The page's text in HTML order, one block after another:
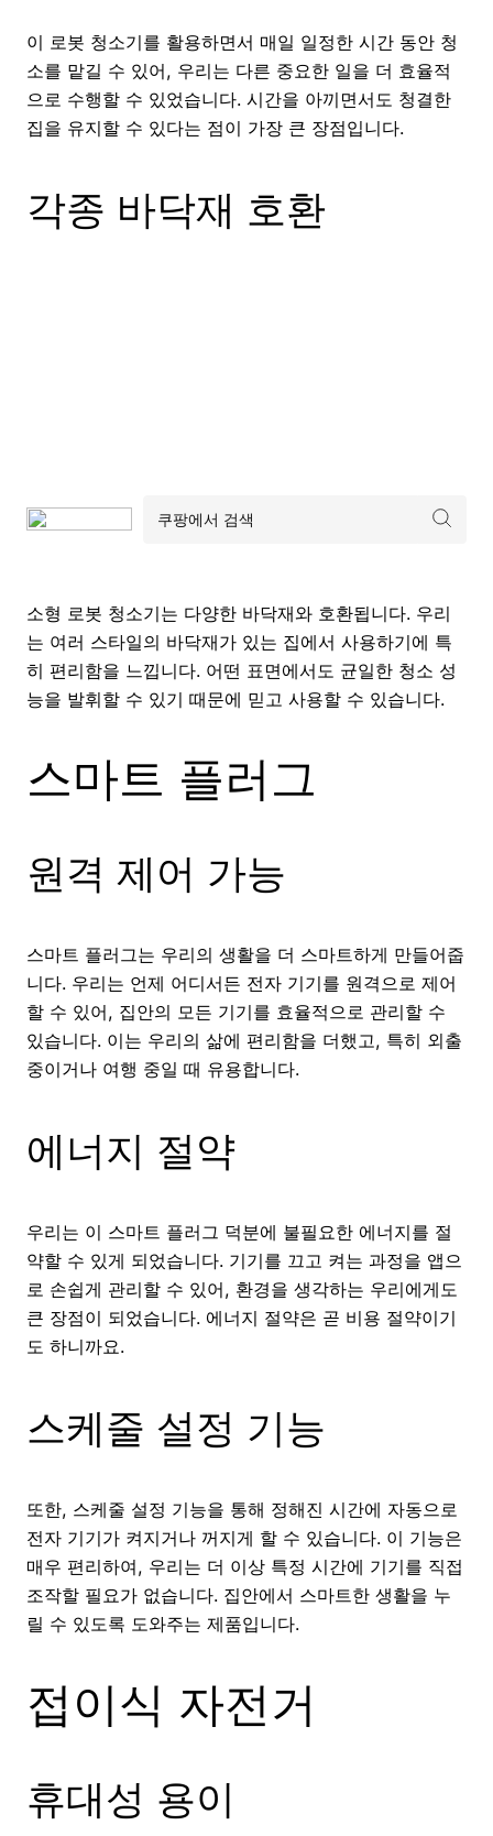
이 로봇 청소기를 활용하면서 매일 일정한 시간 동안 청
소를 맡길 수 있어, 우리는 다른 중요한 일을 더 효율적
으로 수행할 수 있었습니다. 시간을 아끼면서도 청결한
집을 유지할 수 있다는 점이 가장 큰 장점입니다.
각종 바닥재 호환
소형 로봇 청소기는 다양한 바닥재와 호환됩니다. 우리
는 여러 스타일의 바닥재가 있는 집에서 사용하기에 특
히 편리함을 느낍니다. 어떤 표면에서도 균일한 청소 성
능을 발휘할 수 있기 때문에 믿고 사용할 수 있습니다.
스마트 플러그
원격 제어 가능
스마트 플러그는 우리의 생활을 더 스마트하게 만들어줍
니다. 우리는 언제 어디서든 전자 기기를 원격으로 제어
할 수 있어, 집안의 모든 기기를 효율적으로 관리할 수
있습니다. 이는 우리의 삶에 편리함을 더했고, 특히 외출
중이거나 여행 중일 때 유용합니다.
에너지 절약
우리는 이 스마트 플러그 덕분에 불필요한 에너지를 절
약할 수 있게 되었습니다. 기기를 끄고 켜는 과정을 앱으
로 손쉽게 관리할 수 있어, 환경을 생각하는 우리에게도
큰 장점이 되었습니다. 에너지 절약은 곧 비용 절약이기
도 하니까요.
스케줄 설정 기능
또한, 스케줄 설정 기능을 통해 정해진 시간에 자동으로
전자 기기가 켜지거나 꺼지게 할 수 있습니다. 이 기능은
매우 편리하여, 우리는 더 이상 특정 시간에 기기를 직접
조작할 필요가 없습니다. 집안에서 스마트한 생활을 누
릴 수 있도록 도와주는 제품입니다.
접이식 자전거
휴대성 용이